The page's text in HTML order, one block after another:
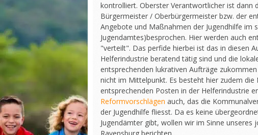
kontrolliert. Oberster Verantwortlicher ist dann
Bürgermeister / Oberbürgermeister bzw. der
Angebote und Maßnahmen der Jugendhilfe im
Jugendamtes)besprochen. Hier werden auch
"verteilt". Das perfide hierbei ist das in diesen
Helferindustrie beratend tätig sind und die
entsprechenden lukrativen Aufträge
nicht im Mittelpunkt. Es besteht hier zudem
entsprechenden Posten in der Helferindustrie
Reformvorschlägen auch, das die
der Jugendhilfe fliesst. Da es keine
Jugendämter gibt, wollen wir im Sinne